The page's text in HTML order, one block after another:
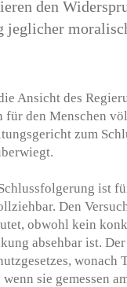
den
jeglicher
Ansicht des
für den Menschen
zum
ist
Den
obwohl kein
absehbar ist.
wonach
wenn sie gemessen